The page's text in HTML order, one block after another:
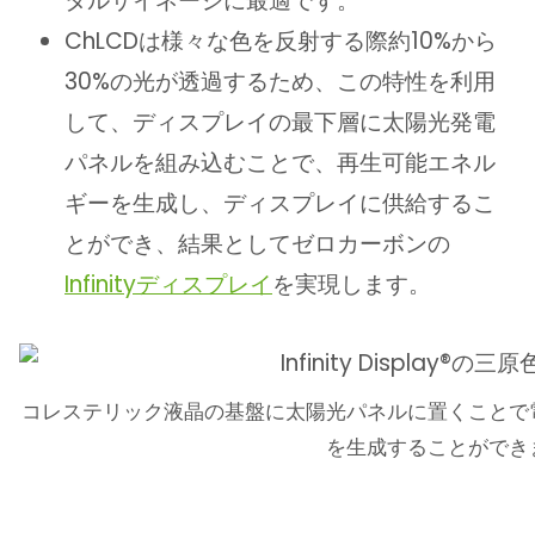
ChLCDは様々な色を反射する際約10%から
30%の光が透過するため、この特性を利用
して、ディスプレイの最下層に太陽光発電
パネルを組み込むことで、再生可能エネル
ギーを生成し、ディスプレイに供給するこ
とができ、結果としてゼロカーボンの
Infinityディスプレイを実現します。
コレステリック液晶の基盤に太陽光パネルに置くこと
を生成することがで